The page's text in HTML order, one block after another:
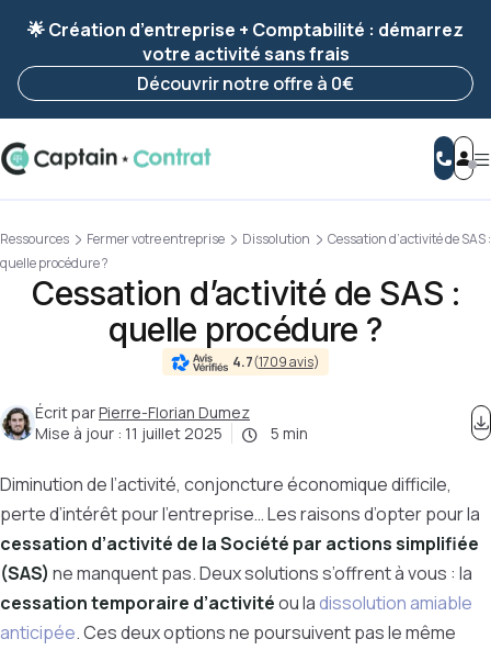
enregistrée 🚀
Reprendre ma démarche
🌟 Création d’entreprise + Comptabilité : démarrez
votre activité sans frais
Découvrir notre offre à 0€
Ressources Fermer votre entreprise Dissolution
Cessation d’activité de SAS :
quelle procédure ?
Cessation d’activité de SAS :
quelle procédure ?
4.7(1709 avis)
Écrit parPierre-Florian Dumez
Mise à jour : 11 juillet 2025 5 min
Diminution de l’activité, conjoncture économique difficile,
perte d’intérêt pour l’entreprise… Les raisons d’opter pour la
cessation d’activité de la Société par actions simplifiée
(SAS) ne manquent pas. Deux solutions s’offrent à vous : la
cessation temporaire d’activitéou ladissolution amiable
anticipée. Ces deux options ne poursuivent pas le même